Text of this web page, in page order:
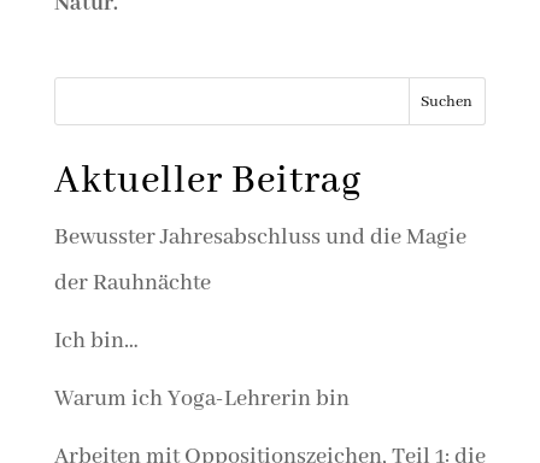
Suchen
Aktueller Beitrag
Bewusster Jahresabschluss und die Magie
der Rauhnächte
Ich bin…
Warum ich Yoga-Lehrerin bin